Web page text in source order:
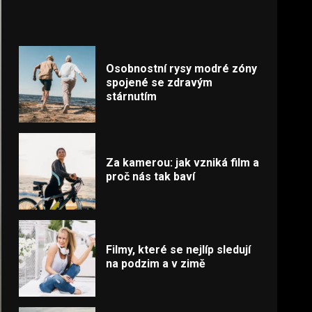
Osobnostní rysy modré zóny
spojené se zdravým
stárnutím
Za kamerou: jak vzniká film a
proč nás tak baví
Filmy, které se nejlíp sledují
na podzim a v zimě